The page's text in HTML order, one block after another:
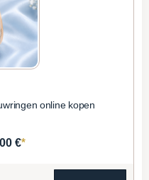
online kopen
€*